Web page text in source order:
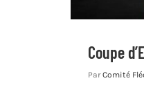
Coupe
ParComité